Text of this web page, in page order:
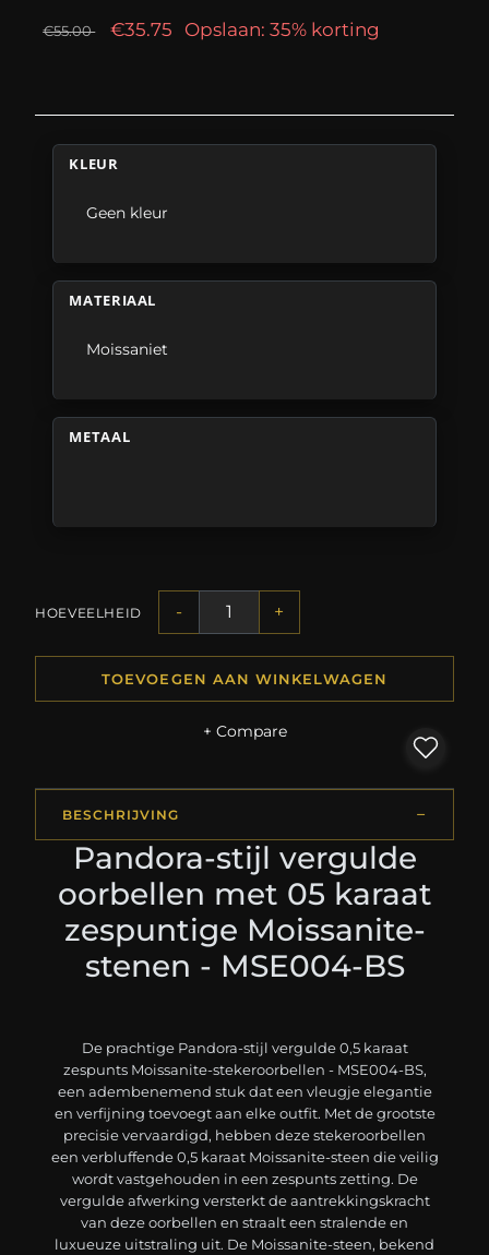
€55.00 €35.75 Opslaan: 35% korting
KLEUR
Geen kleur
MATERIAAL
Moissaniet
METAAL
HOEVEELHEID - +
TOEVOEGEN AAN WINKELWAGEN
+ Compare
BESCHRIJVING
Pandora-stijl vergulde
oorbellen met 05 karaat
zespuntige Moissanite-
stenen - MSE004-BS
De prachtige Pandora-stijl vergulde 0,5 karaat
zespunts Moissanite-stekeroorbellen - MSE004-BS,
een adembenemend stuk dat een vleugje elegantie
en verfijning toevoegt aan elke outfit. Met de grootste
precisie vervaardigd, hebben deze stekeroorbellen
een verbluffende 0,5 karaat Moissanite-steen die veilig
wordt vastgehouden in een zespunts zetting. De
vergulde afwerking versterkt de aantrekkingskracht
van deze oorbellen en straalt een stralende en
luxueuze uitstraling uit. De Moissanite-steen, bekend